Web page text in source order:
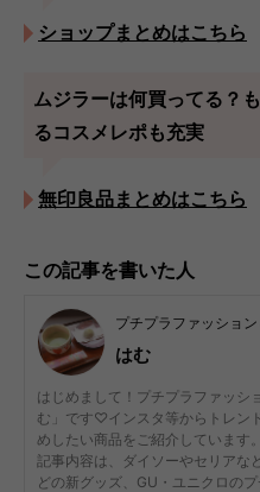
ショップまとめはこちら
ムジラーは何買ってる？
るコスメレポも充実
無印良品まとめはこちら
この記事を書いた人
プチプラファッショ
はむ
はじめまして！プチプラファッシ
む」です♡インスタ等からトレン
めしたい商品をご紹介しています。
記事内容は、ダイソーやセリア
どの新グッズ、GU・ユニクロの